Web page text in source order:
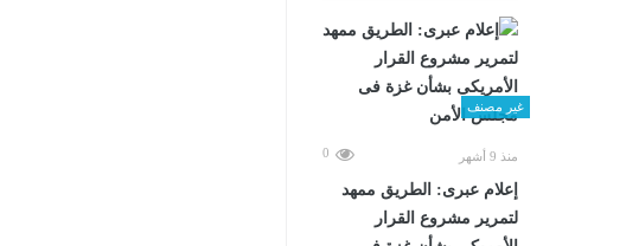
غير مصنف
منذ 9 أشهر 0
إعلام عبرى: الطريق ممهد
لتمرير مشروع القرار